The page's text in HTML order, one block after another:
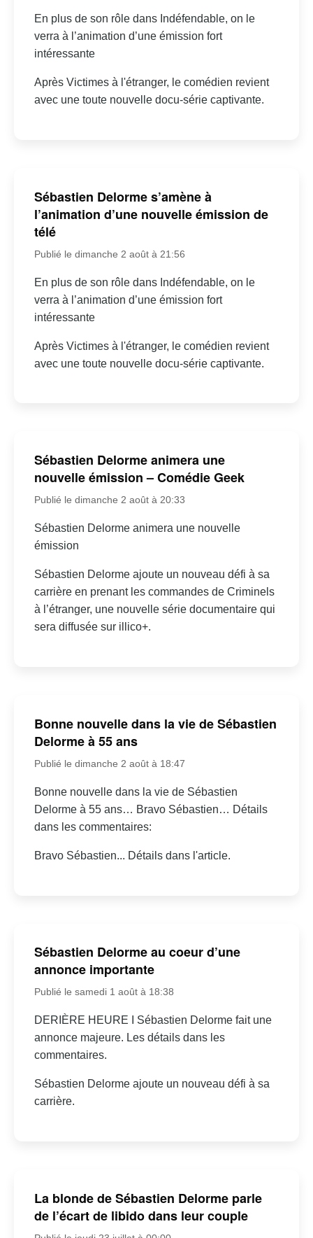
En plus de son rôle dans Indéfendable, on le
verra à l’animation d’une émission fort
intéressante
Après Victimes à l'étranger, le comédien revient
avec une toute nouvelle docu-série captivante.
Sébastien Delorme s’amène à
l’animation d’une nouvelle émission de
télé
Publié le dimanche 2 août à 21:56
En plus de son rôle dans Indéfendable, on le
verra à l’animation d’une émission fort
intéressante
Après Victimes à l'étranger, le comédien revient
avec une toute nouvelle docu-série captivante.
Sébastien Delorme animera une
nouvelle émission – Comédie Geek
Publié le dimanche 2 août à 20:33
Sébastien Delorme animera une nouvelle
émission
Sébastien Delorme ajoute un nouveau défi à sa
carrière en prenant les commandes de Criminels
à l’étranger, une nouvelle série documentaire qui
sera diffusée sur illico+.
Bonne nouvelle dans la vie de Sébastien
Delorme à 55 ans
Publié le dimanche 2 août à 18:47
Bonne nouvelle dans la vie de Sébastien
Delorme à 55 ans… Bravo Sébastien… Détails
dans les commentaires:
Bravo Sébastien... Détails dans l'article.
Sébastien Delorme au coeur d’une
annonce importante
Publié le samedi 1 août à 18:38
DERIÈRE HEURE I Sébastien Delorme fait une
annonce majeure. Les détails dans les
commentaires.
Sébastien Delorme ajoute un nouveau défi à sa
carrière.
La blonde de Sébastien Delorme parle
de l’écart de libido dans leur couple